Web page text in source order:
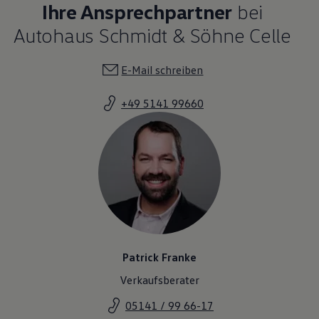
Magazin
Lifestyle
Transport
Elektromobilität
Volkswagen R
Volkswagen Kundenbetreuung
Ihre Ansprechpartner bei
Autohaus Schmidt & Söhne Celle
E-Mail schreiben
+49 5141 99660
Patrick Franke
Verkaufsberater
05141 / 99 66-17